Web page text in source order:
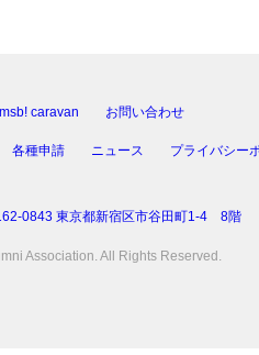
msb! caravan お問い合わせ
各種申請 ニュース プライバシー
0843 東京都新宿区市谷田町1-4 8階
Association. All Rights Reserved.